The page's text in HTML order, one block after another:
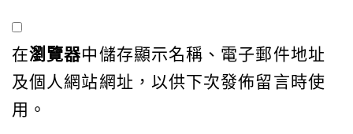
在瀏覽器中儲存顯示名稱、電子郵件地址
及個人網站網址，以供下次發佈留言時使
用。